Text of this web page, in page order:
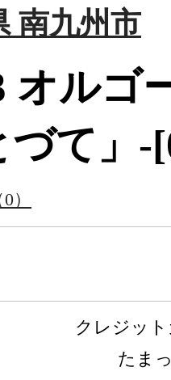
南九州市
オルゴ
て」-
0）
クレジット
たま